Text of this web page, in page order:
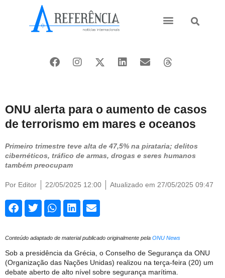
ONU alerta para o aumento de casos
de terrorismo em mares e oceanos
Primeiro trimestre teve alta de 47,5% na pirataria; delitos
cibernéticos, tráfico de armas, drogas e seres humanos
também preocupam
Por Editor 22/05/2025 12:00 Atualizado em 27/05/2025 09:47
Conteúdo adaptado de material publicado originalmente pela ONU News
Sob a presidência da Grécia, o Conselho de Segurança da ONU
(Organização das Nações Unidas) realizou na terça-feira (20) um
debate aberto de alto nível sobre segurança marítima.